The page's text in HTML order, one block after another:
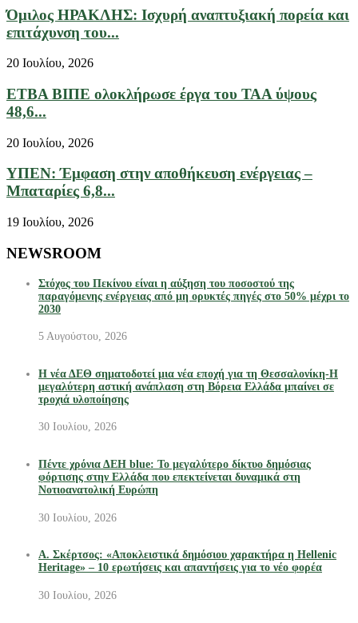
Όμιλος ΗΡΑΚΛΗΣ: Ισχυρή αναπτυξιακή πορεία και
επιτάχυνση του...
20 Ιουλίου, 2026
ΕΤΒΑ ΒΙΠΕ ολοκλήρωσε έργα του ΤΑΑ ύψους
48,6...
20 Ιουλίου, 2026
ΥΠΕΝ: Έμφαση στην αποθήκευση ενέργειας –
Μπαταρίες 6,8...
19 Ιουλίου, 2026
NEWSROOM
Στόχος του Πεκίνου είναι η αύξηση του ποσοστού της
παραγόμενης ενέργειας από μη ορυκτές πηγές στο 50% μέχρι το
2030
5 Αυγούστου, 2026
Η νέα ΔΕΘ σηματοδοτεί μια νέα εποχή για τη Θεσσαλονίκη-Η
μεγαλύτερη αστική ανάπλαση στη Βόρεια Ελλάδα μπαίνει σε
τροχιά υλοποίησης
30 Ιουλίου, 2026
Πέντε χρόνια ΔΕΗ blue: Το μεγαλύτερο δίκτυο δημόσιας
φόρτισης στην Ελλάδα που επεκτείνεται δυναμικά στη
Νοτιοανατολική Ευρώπη
30 Ιουλίου, 2026
Α. Σκέρτσος: «Αποκλειστικά δημόσιου χαρακτήρα η Hellenic
Heritage» – 10 ερωτήσεις και απαντήσεις για το νέο φορέα
30 Ιουλίου, 2026